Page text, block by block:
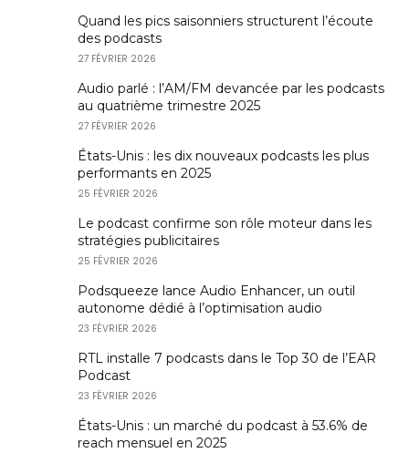
Quand les pics saisonniers structurent l’écoute
des podcasts
27 FÉVRIER 2026
Audio parlé : l’AM/FM devancée par les podcasts
au quatrième trimestre 2025
27 FÉVRIER 2026
États-Unis : les dix nouveaux podcasts les plus
performants en 2025
25 FÉVRIER 2026
Le podcast confirme son rôle moteur dans les
stratégies publicitaires
25 FÉVRIER 2026
Podsqueeze lance Audio Enhancer, un outil
autonome dédié à l’optimisation audio
23 FÉVRIER 2026
RTL installe 7 podcasts dans le Top 30 de l’EAR
Podcast
23 FÉVRIER 2026
États-Unis : un marché du podcast à 53.6% de
reach mensuel en 2025